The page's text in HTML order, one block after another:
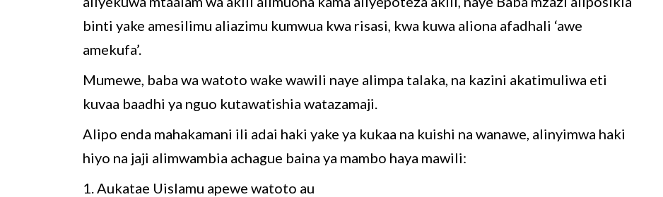
binti yake amesilimu aliazimu kumwua kwa risasi, kwa kuwa aliona afadhali ‘awe
amekufa’.
Mumewe, baba wa watoto wake wawili naye alimpa talaka, na kazini akatimuliwa eti
kuvaa baadhi ya nguo kutawatishia watazamaji.
Alipo enda mahakamani ili adai haki yake ya kukaa na kuishi na wanawe, alinyimwa haki
hiyo na jaji alimwambia achague baina ya mambo haya mawili:
1. Aukatae Uislamu apewe watoto au